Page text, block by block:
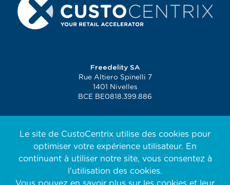
Le site de CustoCentrix utilise des cookies pour
optimiser votre expérience utilisateur. En
continuant à utiliser notre site, vous consentez à
l'utilisation des cookies.
Freedelity SA
Rue Altiero Spinelli 7
1401 Nivelles
BCE BE0818.399.886
+32 2 880 98 36
retail@custocentrix.com